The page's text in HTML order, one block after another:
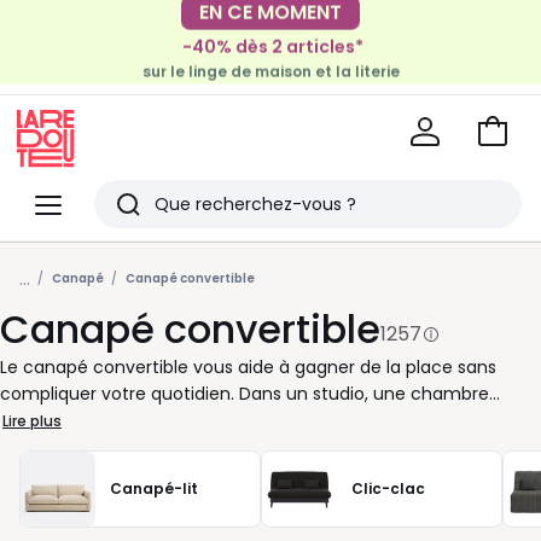
EN CE MOMENT
-30€ tous les 100€*
sur le meuble & la déco
-40% dès 2 articles*
sur le linge de maison et la literie
Menu
Redoute
Rechercher
Derniers
articles
vus
Voir
... Canapé Canapé convertible
Canapé convertible1257
Le canapé convertible vous aide à gagner de la place sans
compliquer votre quotidien. Dans un studio, une chambre
d’amis ou un salon familial, il passe d’assise confortable à
couchage d’appoint en quelques gestes. Chez La Redoute,
nous vous proposons des modèles pensés pour suivre votre
rythme, avec différents formats, revêtements et systèmes
d’ouverture. Pour bien le choisir, regardez d’abord l’usage:
Lire plus
Canapé-lit Clic-clac